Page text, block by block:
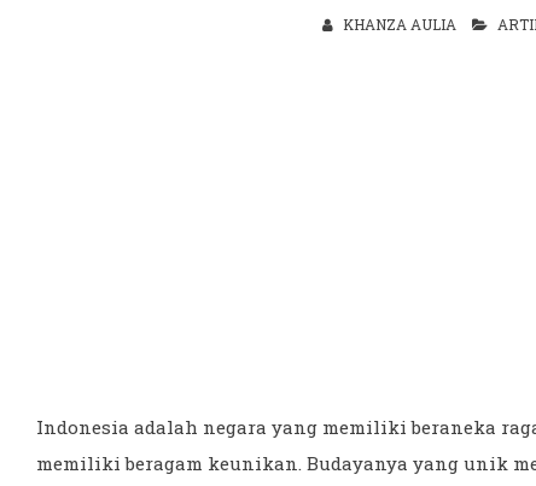
KHANZA AULIA
Indonesia adalah negara yang memiliki beraneka
memiliki beragam keunikan. Budayanya yang unik